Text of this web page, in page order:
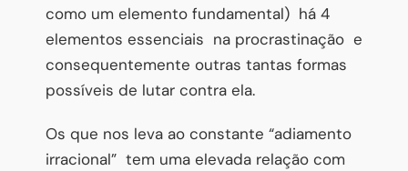
como um elemento fundamental) há 4
elementos essenciais na procrastinação e
consequentemente outras tantas formas
possíveis de lutar contra ela.
Os que nos leva ao constante “adiamento
irracional” tem uma elevada relação com